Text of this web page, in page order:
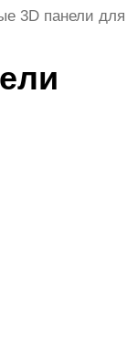
3D панели для